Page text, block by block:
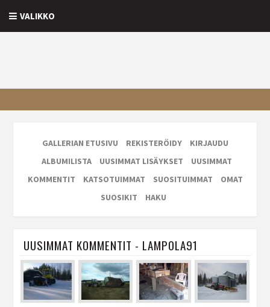
VALIKKO
GALLERIAN ETUSIVU REKISTERÖIDY
KIRJAUDU
ALBUMILISTA
UUSIMMAT LISÄYKSET
UUSIMMAT
KOMMENTIT
KATSOTUIMMAT SUOSITUIMMAT
OMAT
SUOSIKIT
HAKU
UUSIMMAT KOMMENTIT - LAMPOLA91